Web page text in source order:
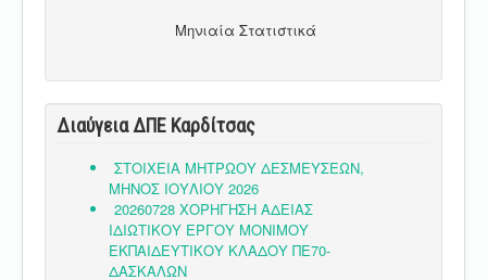
Μηνιαία Στατιστικά
Διαύγεια ΔΠΕ Καρδίτσας